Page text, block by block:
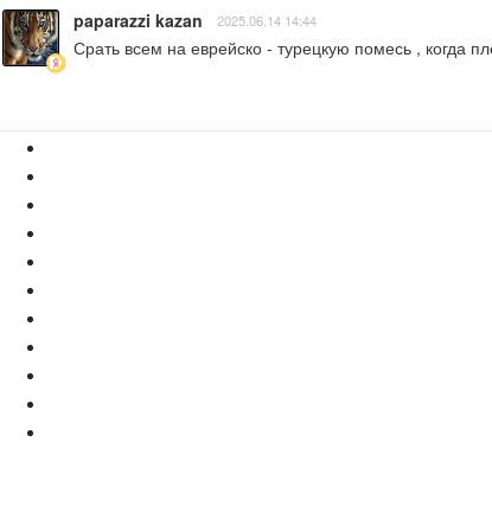
paparazzi kazan 2025.06.14 14:44
Срать всем на еврейско - турецкую помесь , когда